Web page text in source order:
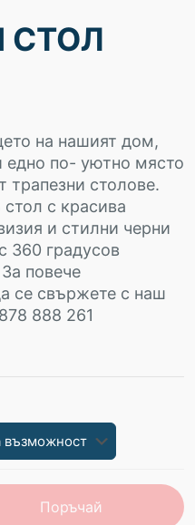
СТОЛ
на нашият дом,
едно по- уютно място
трапезни столове.
с красива
и стилни черни
360 градусов
повече
се свържете с наш
888 261
Поръчай